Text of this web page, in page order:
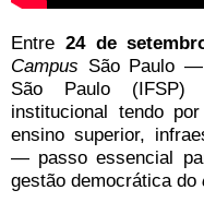
Entre 24 de
Campus São Paulo
São Paulo (IFSP)
institucional tendo
ensino superior,
— passo essencial
gestão democrática do